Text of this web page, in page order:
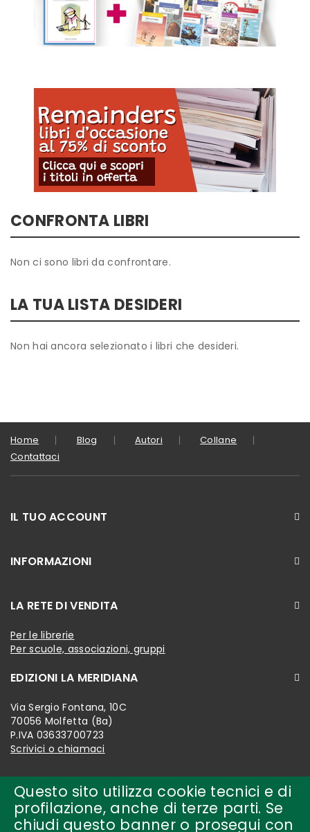
Questo sito utilizza cookie tecnici e di
profilazione, anche di terze parti. Se
chiudi questo banner o prosegui con
CONFRONTA LIBRI
Non ci sono libri da confrontare.
LA TUA LISTA DESIDERI
Non hai ancora selezionato i libri che desideri.
Home Blog Autori
Collane
Contattaci
IL TUO ACCOUNT
INFORMAZIONI
LA RETE DI VENDITA
Per le librerie
Per scuole, associazioni, gruppi
EDIZIONI LA MERIDIANA
Via Sergio Fontana, 10C
70056 Molfetta (Ba)
P.IVA 03633700723
Scrivici o chiamaci